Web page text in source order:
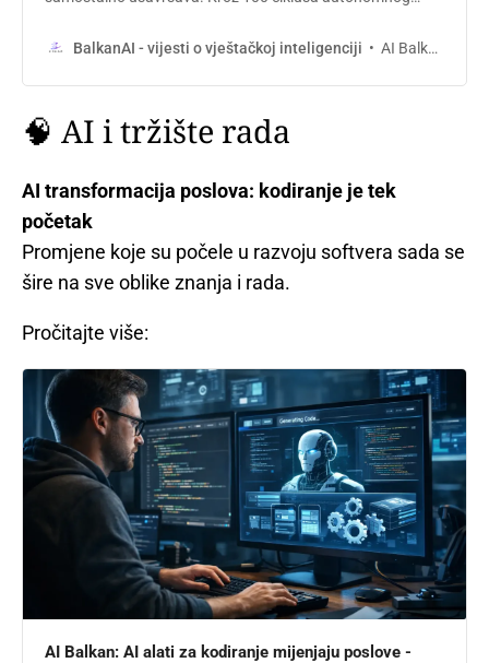
preciznost i rezultate u kodiranju blizu GPT-5.3-Codex. Ovo
Istraživanje i Razvoj.
BalkanAI - vijesti o vještačkoj inteligenciji AI Balkan
🧠 AI i tržište rada
AI transformacija poslova: kodiranje je tek
početak
Promjene koje su počele u razvoju softvera sada se
šire na sve oblike znanja i rada.
Pročitajte više:
AI Balkan: AI alati za kodiranje mijenjaju poslove -